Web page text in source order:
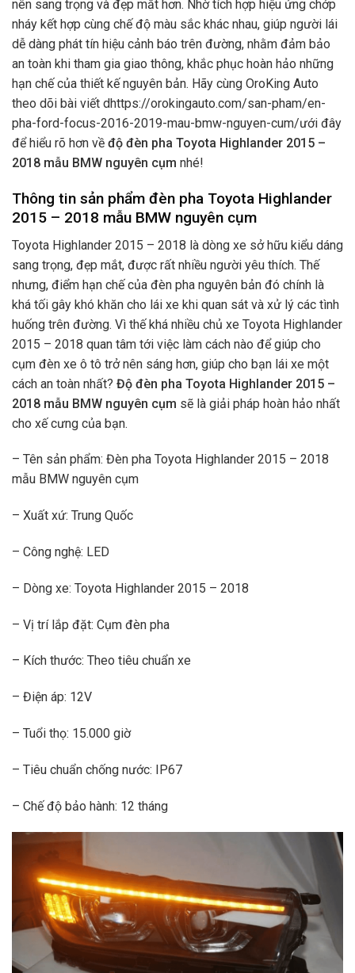
nên sang trọng và đẹp mắt hơn. Nhờ tích hợp hiệu ứng chớp
nháy kết hợp cùng chế độ màu sắc khác nhau, giúp người lái
dễ dàng phát tín hiệu cảnh báo trên đường, nhằm đảm bảo
an toàn khi tham gia giao thông, khắc phục hoàn hảo những
hạn chế của thiết kế nguyên bản. Hãy cùng OroKing Auto
theo dõi bài viết dhttps://orokingauto.com/san-pham/en-
pha-ford-focus-2016-2019-mau-bmw-nguyen-cum/ưới đây
để hiểu rõ hơn về độ đèn pha Toyota Highlander 2015 –
2018 mẫu BMW nguyên cụm nhé!
Thông tin sản phẩm đèn pha Toyota Highlander
2015 – 2018 mẫu BMW nguyên cụm
Toyota Highlander 2015 – 2018 là dòng xe sở hữu kiểu dáng
sang trọng, đẹp mắt, được rất nhiều người yêu thích. Thế
nhưng, điểm hạn chế của đèn pha nguyên bản đó chính là
khá tối gây khó khăn cho lái xe khi quan sát và xử lý các tình
huống trên đường. Vì thế khá nhiều chủ xe Toyota Highlander
2015 – 2018 quan tâm tới việc làm cách nào để giúp cho
cụm đèn xe ô tô trở nên sáng hơn, giúp cho bạn lái xe một
cách an toàn nhất? Độ đèn pha Toyota Highlander 2015 –
2018 mẫu BMW nguyên cụm sẽ là giải pháp hoàn hảo nhất
cho xế cưng của bạn.
– Tên sản phẩm: Đèn pha Toyota Highlander 2015 – 2018
mẫu BMW nguyên cụm
– Xuất xứ: Trung Quốc
– Công nghệ: LED
– Dòng xe: Toyota Highlander 2015 – 2018
– Vị trí lắp đặt: Cụm đèn pha
– Kích thước: Theo tiêu chuẩn xe
– Điện áp: 12V
– Tuổi thọ: 15.000 giờ
– Tiêu chuẩn chống nước: IP67
– Chế độ bảo hành: 12 tháng